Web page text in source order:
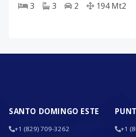
3 3 2 194 Mt2
SANTO DOMINGO ESTE
+1 (829) 709-3262
+1